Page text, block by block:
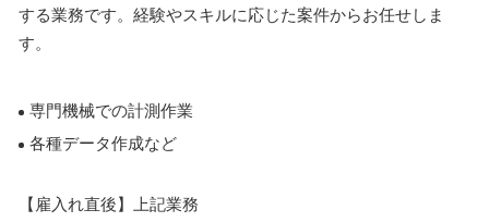
する業務です。経験やスキルに応じた案件からお任せしま
す。
専門機械での計測作業
各種データ作成など
【雇入れ直後】上記業務